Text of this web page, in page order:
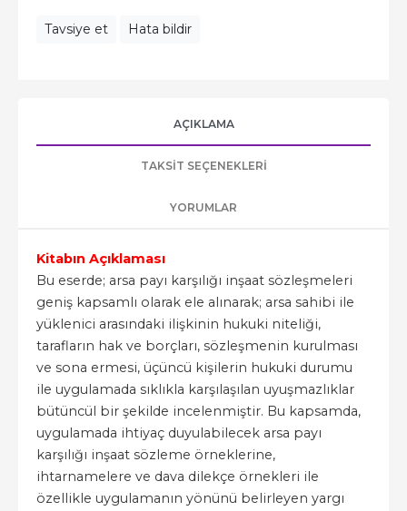
Tavsiye et Hata bildir
AÇIKLAMA
TAKSIT SEÇENEKLERI
YORUMLAR
Kitabın Açıklaması
Bu eserde; arsa payı karşılığı inşaat sözleşmeleri
geniş kapsamlı olarak ele alınarak; arsa sahibi ile
yüklenici arasındaki ilişkinin hukuki niteliği,
tarafların hak ve borçları, sözleşmenin kurulması
ve sona ermesi, üçüncü kişilerin hukuki durumu
ile uygulamada sıklıkla karşılaşılan uyuşmazlıklar
bütüncül bir şekilde incelenmiştir. Bu kapsamda,
uygulamada ihtiyaç duyulabilecek arsa payı
karşılığı inşaat sözleme örneklerine,
ihtarnamelere ve dava dilekçe örnekleri ile
özellikle uygulamanın yönünü belirleyen yargı